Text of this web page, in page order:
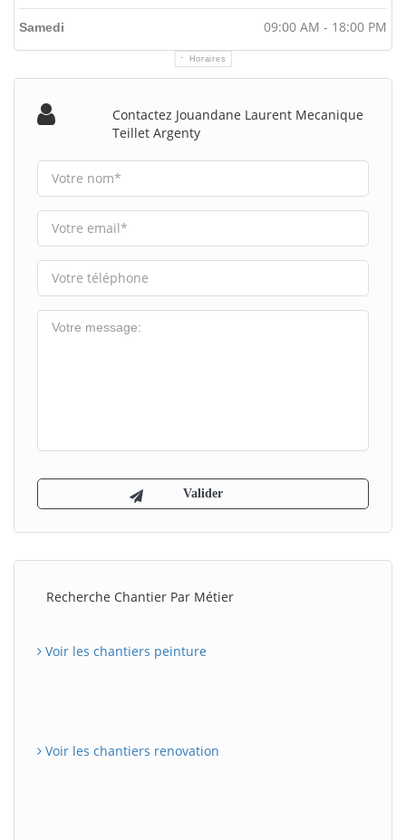
Horaires
Samedi 09:00 AM - 18:00 PM
Contactez Jouandane Laurent Mecanique
Teillet Argenty
Recherche Chantier Par Métier
Voir les chantiers peinture
Voir les chantiers renovation